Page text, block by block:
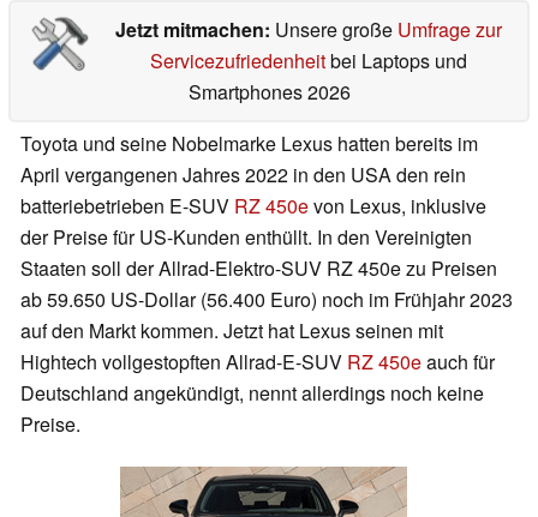
Jetzt mitmachen: Unsere große Umfrage zur
Servicezufriedenheitbei Laptops und
Smartphones 2026
Toyota und seine Nobelmarke Lexus hatten bereits im
April vergangenen Jahres 2022 in den USA den rein
batteriebetrieben E-SUV RZ 450evon Lexus, inklusive
der Preise für US-Kunden enthüllt. In den Vereinigten
Staaten soll der Allrad-Elektro-SUV RZ 450e zu Preisen
ab 59.650 US-Dollar (56.400 Euro) noch im Frühjahr 2023
auf den Markt kommen. Jetzt hat Lexus seinen mit
Hightech vollgestopften Allrad-E-SUV RZ 450eauch für
Deutschland angekündigt, nennt allerdings noch keine
Preise.